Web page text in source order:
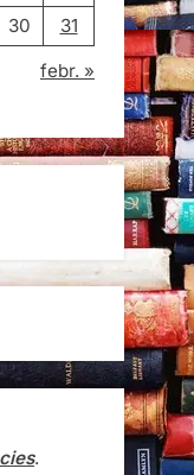
30
31
febr. »
.